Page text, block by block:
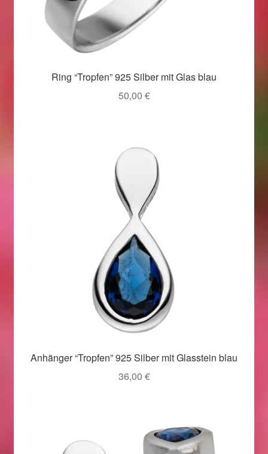
Liefer- und Versandkosten
Magisches und Festliches zu Halloween
Magisches und Festliches zu Halloween
Magisches und Festliches zu Halloween 2022
Ostergeschenke finden für Ostern 2015
Ostergeschenke finden für Ostern 2016
Ostergeschenke finden für Ostern 2017
Ostergeschenke finden für Ostern 2018
Ostergeschenke finden für Ostern 2019
Ostergeschenke finden für Ostern 2021
Ring “Tropfen” 925 Silber mit Glas blau
50,00 €
Anhänger “Tropfen” 925 Silber mit Glasstein blau
36,00 €